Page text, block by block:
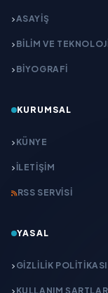
ASAYİŞ
BİLİM VE
BİYOGRAFİ
KURUMSAL
KÜNYE
İLETIŞIM
RSS SERVISI
YASAL
GIZLILIK POLITIKASI
KULLANIM